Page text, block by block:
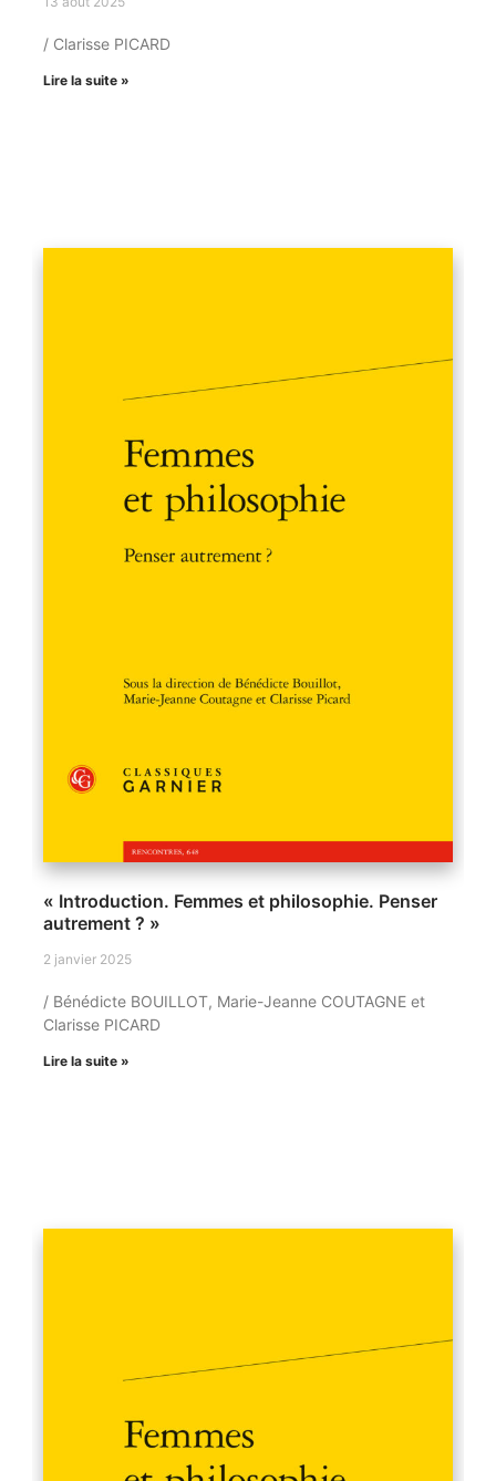
/ Clarisse PICARD
Lire la suite »
« Introduction. Femmes et philosophie. Penser
autrement ? »
2 janvier 2025
/ Bénédicte BOUILLOT, Marie-Jeanne COUTAGNE et
Clarisse PICARD
Lire la suite »